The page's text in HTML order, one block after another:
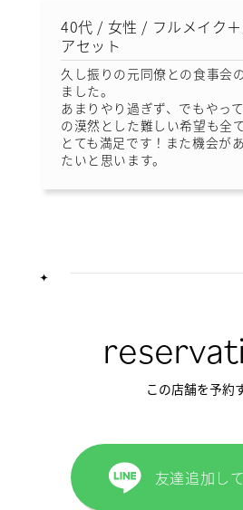
40代 / 女性 / フルメイク
アセット
久し振りの元同僚との食事会
ました。
あまりやり過ぎず、でもやっ
の漠然とした難しい希望も全
とても満足です！また機会が
たいと思います。
この店舗を予約
友達追加し